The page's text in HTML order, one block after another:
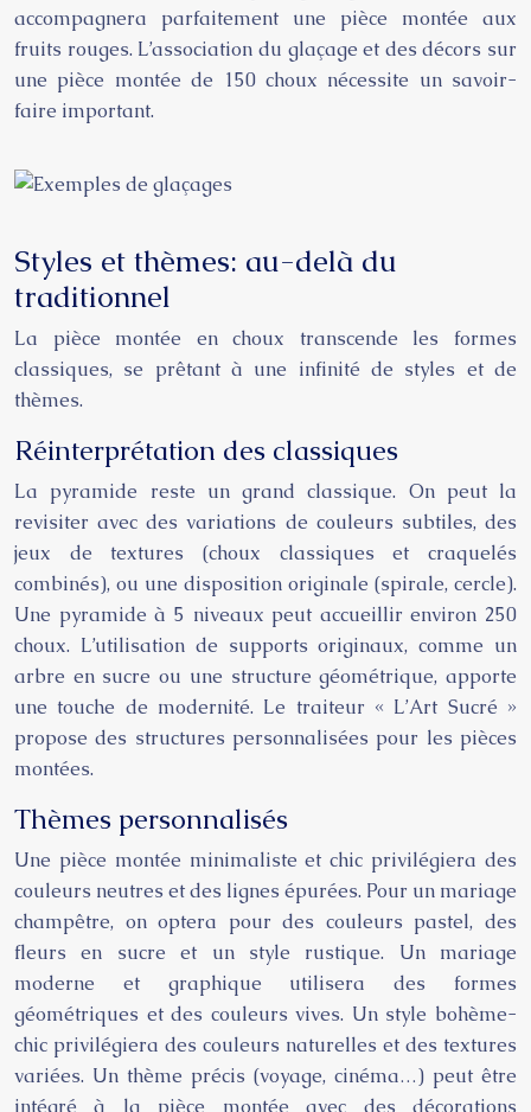
accompagnera parfaitement une pièce montée aux
fruits rouges. L’association du glaçage et des décors sur
une pièce montée de 150 choux nécessite un savoir-
faire important.
Styles et thèmes: au-delà du
traditionnel
La pièce montée en choux transcende les formes
classiques, se prêtant à une infinité de styles et de
thèmes.
Réinterprétation des classiques
La pyramide reste un grand classique. On peut la
revisiter avec des variations de couleurs subtiles, des
jeux de textures (choux classiques et craquelés
combinés), ou une disposition originale (spirale, cercle).
Une pyramide à 5 niveaux peut accueillir environ 250
choux. L’utilisation de supports originaux, comme un
arbre en sucre ou une structure géométrique, apporte
une touche de modernité. Le traiteur « L’Art Sucré »
propose des structures personnalisées pour les pièces
montées.
Thèmes personnalisés
Une pièce montée minimaliste et chic privilégiera des
couleurs neutres et des lignes épurées. Pour un mariage
champêtre, on optera pour des couleurs pastel, des
fleurs en sucre et un style rustique. Un mariage
moderne et graphique utilisera des formes
géométriques et des couleurs vives. Un style bohème-
chic privilégiera des couleurs naturelles et des textures
variées. Un thème précis (voyage, cinéma…) peut être
intégré à la pièce montée avec des décorations